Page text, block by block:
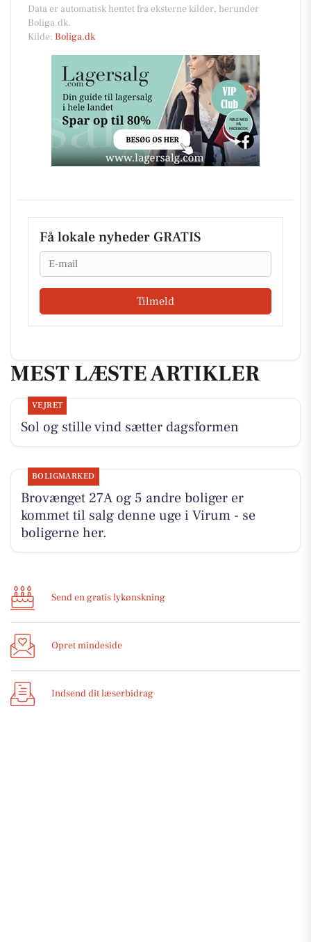
Data er automatisk hentet fra eksterne kilder, herunder
Boliga.dk.
Kilde: Boliga.dk
Få lokale nyheder GRATIS
Email
Tilmeld
MEST LÆSTE ARTIKLER
VEJRET
Sol og stille vind sætter dagsformen
BOLIGMARKED
Brovænget 27A og 5 andre boliger er
kommet til salg denne uge i Virum - se
boligerne her.
Send en gratis lykønskning
Opret mindeside
Indsend dit læserbidrag